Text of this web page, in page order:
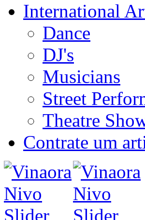
International
Dance
DJ's
Musicians
Street
Theatre
Contrate um